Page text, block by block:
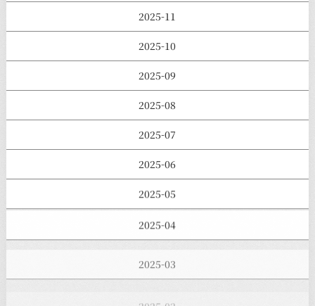
2025-11
2025-10
2025-09
2025-08
2025-07
2025-06
2025-05
2025-04
2025-02